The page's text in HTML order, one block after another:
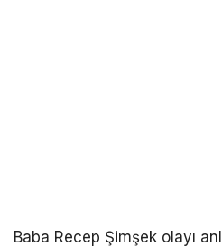
Baba Recep Şimşek olayı